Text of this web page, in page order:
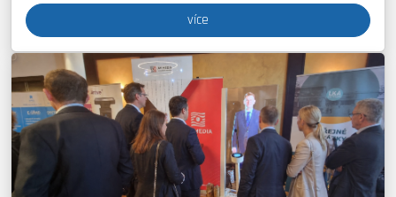
více